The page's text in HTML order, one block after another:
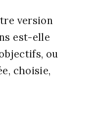
ver­sion
est-elle
ou
choi­sie,